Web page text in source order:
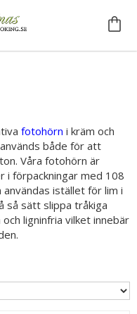
fotohörn i kräm och
både för att
Våra fotohörn är
i förpackningar med 108
användas istället för lim i
så sätt slippa tråkiga
ligninfria vilket innebär